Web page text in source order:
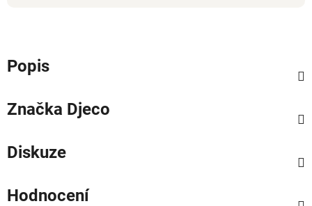
Popis
Značka Djeco
Diskuze
Hodnocení